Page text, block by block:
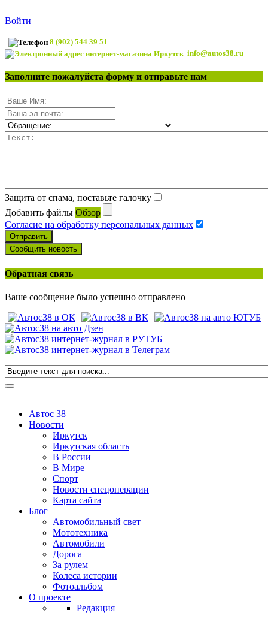
Войти
8 (902) 544 39 51
info@autos38.ru
Заполните пожалуйста форму и отправьте нам
Защита от спама, поставьте галочку
Добавить файлы Обзор
Согласие на обработку персональных данных
Отправить
Сообщить новость
Обратная связь
Ваше сообщение было успешно отправлено
Автос 38
Новости
Иркутск
Иркутская область
В России
В Мире
Спорт
Новости спецоперации
Карта сайта
Блог
Автомобильный свет
Мототехника
Автомобили
Дорога
За рулем
Колеса истории
Фотоальбом
О проекте
Редакция